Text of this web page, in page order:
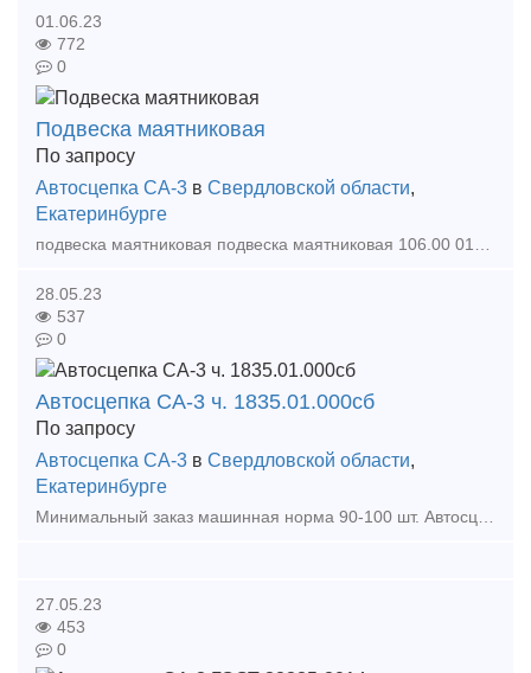
01.06.23
772
0
Подвеска маятниковая
По запросу
Автосцепка СА-3 в Свердловской области,
Екатеринбурге
28.05.23
537
0
Автосцепка СА-3 ч. 1835.01.000сб
По запросу
Автосцепка СА-3 в Свердловской области,
Екатеринбурге
27.05.23
453
0